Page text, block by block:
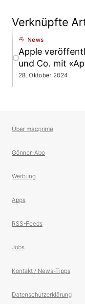
Verknüpfte
News
Apple
und Co. mit
28. Oktober 2024
Über macprime
Gönner-Abo
Werbung
Apps
RSS-Feeds
Jobs
Kontakt / News-Tipps
Datenschutzerklärung